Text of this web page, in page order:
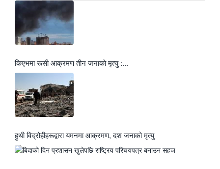
किएभमा रूसी आक्रमण तीन जनाको मृत्यु :...
हुथी विद्रोहीहरूद्वारा यमनमा आक्रमण, दश जनाको मृत्यु